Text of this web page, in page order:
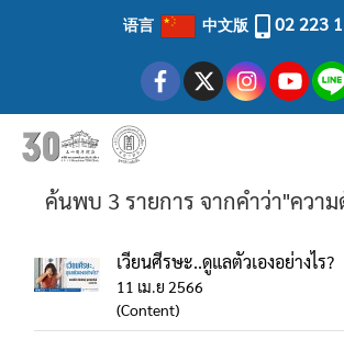
语言 中文版 02 223
ค้นพบ 3 รายการ จากคำว่า"ควา
เวียนศีรษะ..ดูแลตัวเองอย่างไร?
11 เม.ย 2566
(Content)